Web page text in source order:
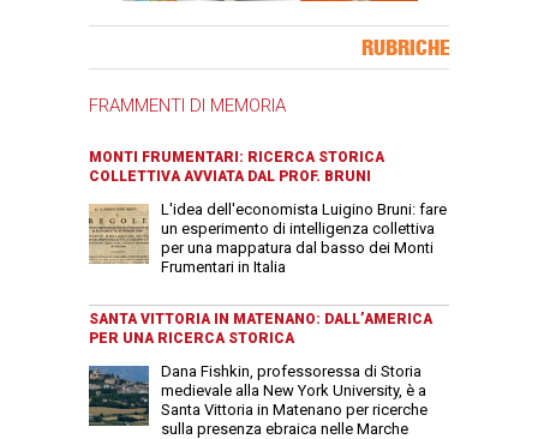
RUBRICHE
FRAMMENTI DI MEMORIA
MONTI FRUMENTARI: RICERCA STORICA
COLLETTIVA AVVIATA DAL PROF. BRUNI
L'idea dell'economista Luigino Bruni: fare
un esperimento di intelligenza collettiva
per una mappatura dal basso dei Monti
Frumentari in Italia
SANTA VITTORIA IN MATENANO: DALL’AMERICA
PER UNA RICERCA STORICA
Dana Fishkin, professoressa di Storia
medievale alla New York University, è a
Santa Vittoria in Matenano per ricerche
sulla presenza ebraica nelle Marche